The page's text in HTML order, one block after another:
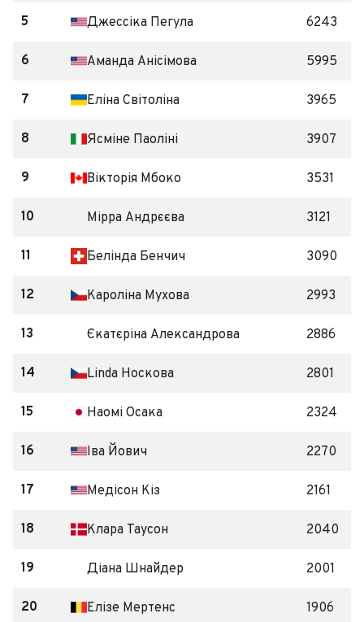
5 Джессіка Пегула 6243
6 Аманда Анісімова 5995
7 Еліна Світоліна 3965
8 Ясміне Паоліні 3907
9 Вікторія Мбоко 3531
10 Мірра Андрєєва 3121
11 Белінда Бенчич 3090
12 Кароліна Мухова 2993
13 Єкатєріна Александрова 2886
14 Linda Носкова 2801
15 Наомі Осака 2324
16 Іва Йович 2270
17 Медісон Кіз 2161
18 Клара Таусон 2040
19 Діана Шнайдер 2001
20 Елізе Мертенс 1906